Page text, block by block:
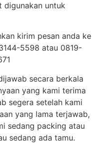
digunakan untuk
kirim pesan anda ke
5598 atau 0819-
secara berkala
yang kami terima
segera setelah kami
yang lama terjawab,
sedang packing atau
sedang ada tamu.